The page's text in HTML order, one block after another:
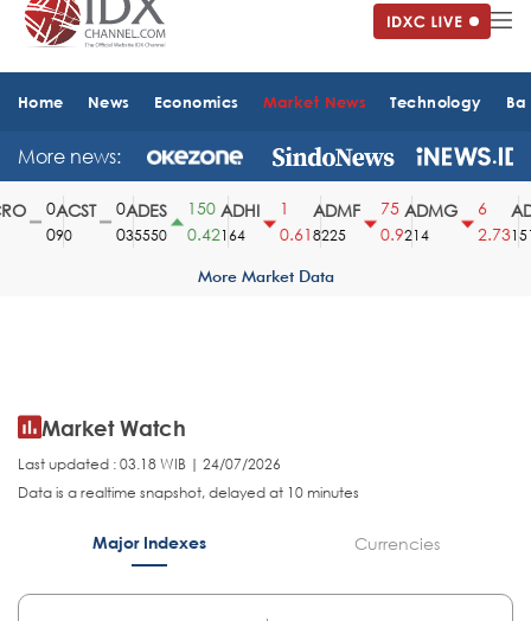
Home News Economics Market News Technology
More news:
ACST
90
ADES
35550
150
0.42
ADHI
164
0.61
ADMF
8225
75
0.9
ADMG
214
2.731510
More Market Data
Market Watch
Last updated : 03.18 WIB | 24/07/2026
Data is a realtime snapshot, delayed at 10 minutes
Major Indexes Currencies